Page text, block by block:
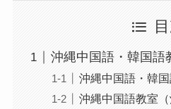
沖縄中国語・韓国語
沖縄中国語・韓
沖縄中国語教室